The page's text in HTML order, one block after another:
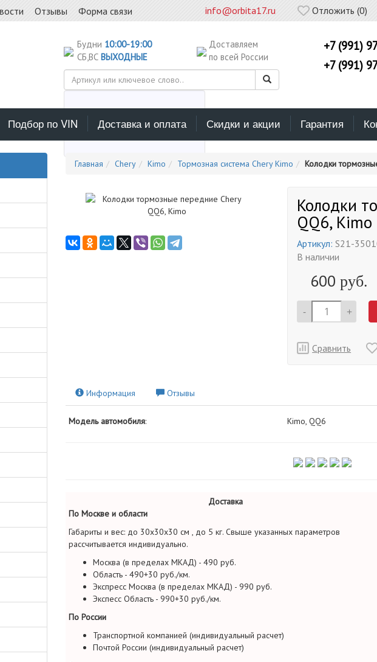
Отзывы Форма связи info@orbita17.ru Отложить (0)
Будни 10:00-19:00
СБ,ВС ВЫХОДНЫЕ
Доставляем
по всей России
Выберите каталог поиска
+7 (991)
+7 (991)
Подбор по VIN Доставка и оплата Скидки и акции Гарантия
Главная Chery Kimo Тормозная система Chery Kimo Колодки
Колодки
QQ6, Kimo
Артикул: S21-
В наличии
600 руб.
- +
Сравнить
Информация Отзывы
Модель автомобиля: Kimo, QQ6
Доставка
По Москве и области
Габариты и вес: до 30х30х30 см , до 5 кг. Свыше указанных параметров
рассчитывается индивидуально.
Москва (в пределах МКАД) - 490 руб.
Область - 490+30 руб./км.
Экспресс Москва (в пределах МКАД) - 990 руб.
Экспесс Область - 990+30 руб./км.
По России
Транспортной компанией (индивидуальный расчет)
Почтой России (индивидуальный расчет)